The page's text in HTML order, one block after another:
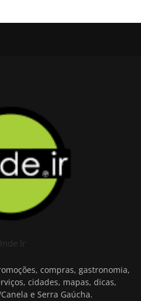
Ir
compras, gastronomia,
cidades, mapas, dicas,
e Serra Gaúcha.